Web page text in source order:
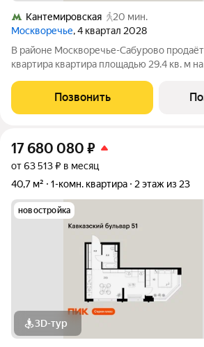
Кантемировская
20 мин.
Москворечье, 4 квартал 2028
В районе Москворечье-Сабурово
квартира квартира площадью 29.4 кв. м
расположение 18 минут пешком до
«Каширская» и 19 минут до метро
Позвонить
17 680 080 ₽
от 63 513 ₽ в месяц
40,7 м²
1-комн. квартира 2 этаж из 23
новостройка
3D-тур